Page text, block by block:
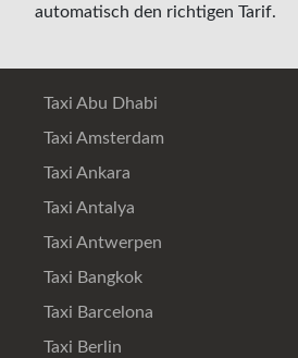
automatisch den richtigen Tarif.
Taxi Abu Dhabi
Taxi Amsterdam
Taxi Ankara
Taxi Antalya
Taxi Antwerpen
Taxi Bangkok
Taxi Barcelona
Taxi Berlin